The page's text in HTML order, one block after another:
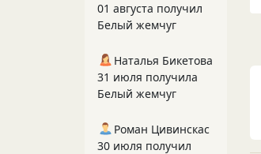
01 августа получил
Белый жемчуг
Наталья Бикетова
31 июля получила
Белый жемчуг
Роман Цивинскас
30 июля получил